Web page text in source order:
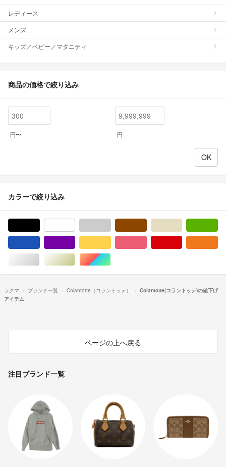
レディース
メンズ
キッズ／ベビー／マタニティ
商品の価格で絞り込み
円〜 円
カラーで絞り込み
シルバー/銀色系ゴールド/金色系マルチカラー
ラクマ ブランド一覧 Colantotte（コラントッテ）
Colantotte(コラントッテ)の値下げ
アイテム
ページの上へ戻る
注目ブランド一覧